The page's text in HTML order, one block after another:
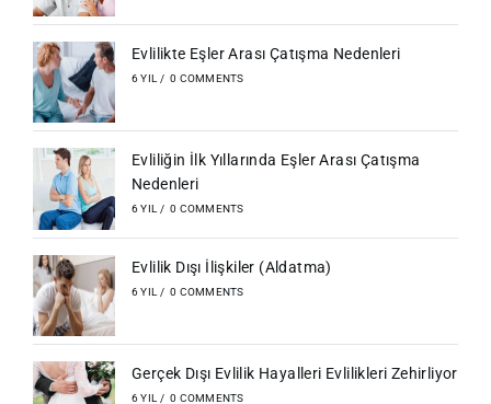
Evlilikte Eşler Arası Çatışma Nedenleri
6 YIL / 0 COMMENTS
Evliliğin İlk Yıllarında Eşler Arası Çatışma
Nedenleri
6 YIL / 0 COMMENTS
Evlilik Dışı İlişkiler (Aldatma)
6 YIL / 0 COMMENTS
Gerçek Dışı Evlilik Hayalleri Evlilikleri Zehirliyor
6 YIL / 0 COMMENTS